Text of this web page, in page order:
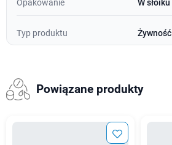
Opakowanie W słoiku
Typ produktu Żywność
Powiązane produkty